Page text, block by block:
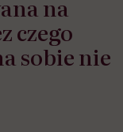
na
czego
sobie nie